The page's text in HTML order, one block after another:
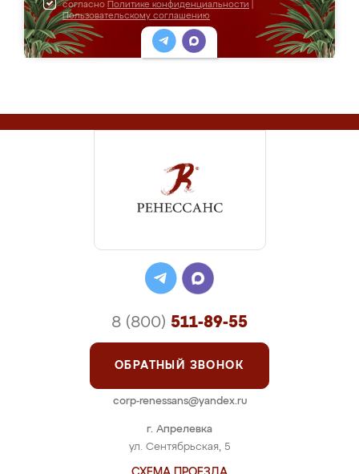
согласно Политике конфиденциальности
Пользовательскому соглашению
г. Апрелевка
ул. Сентябрьская, 5
8 (800) 511-89-55
ОБРАТНЫЙ ЗВОНОК
corp-renessans@yandex.ru